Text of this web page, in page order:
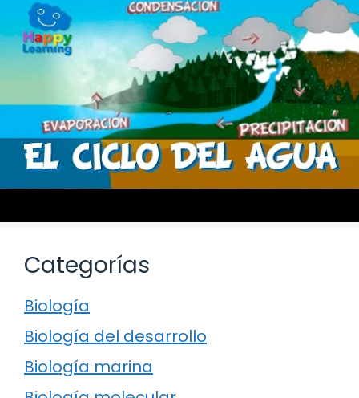
Categorías
Biología
Biología del desarrollo
Biología marina